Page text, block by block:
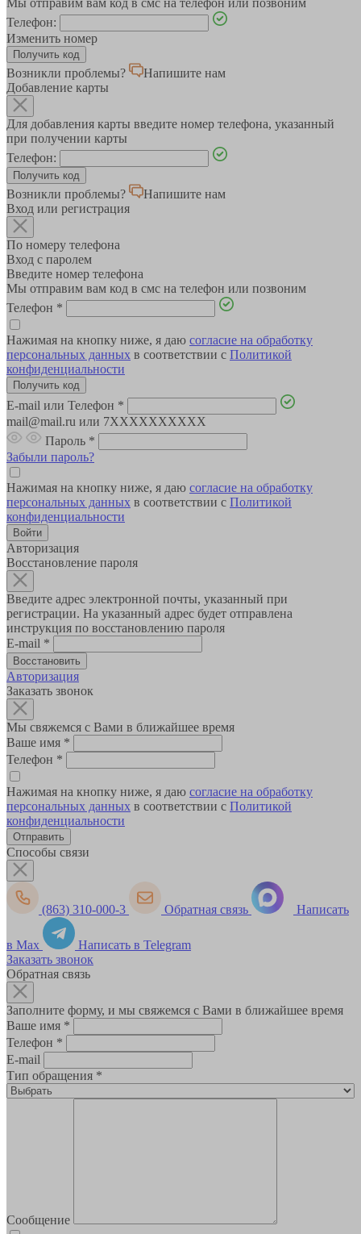
Мы отправим вам код в смс на телефон или позвоним
Телефон:
Изменить номер
Возникли проблемы?
Напишите нам
Добавление карты
Для добавления карты введите номер телефона, указанный
при получении карты
Телефон:
Возникли проблемы?
Напишите нам
Вход или регистрация
По номеру телефона
Вход с паролем
Введите номер телефона
Мы отправим вам код в смс на телефон или позвоним
Телефон *
Нажимая на кнопку ниже, я даю согласие на обработку
персональных данных в соответствии с Политикой
конфиденциальности
E-mail или Телефон *
mail@mail.ru или 7XXXXXXXXXX
Пароль *
Забыли пароль?
Нажимая на кнопку ниже, я даю согласие на обработку
персональных данных в соответствии с Политикой
конфиденциальности
Авторизация
Восстановление пароля
Введите адрес электронной почты, указанный при
регистрации. На указанный адрес будет отправлена
инструкция по восстановлению пароля
E-mail *
Авторизация
Заказать звонок
Мы свяжемся с Вами в ближайшее время
Ваше имя *
Телефон *
Нажимая на кнопку ниже, я даю согласие на обработку
персональных данных в соответствии с Политикой
конфиденциальности
Способы связи
(863) 310-000-3 Обратная связь Написать
в Max
Написать в Telegram
Заказать звонок
Обратная связь
Заполните форму, и мы свяжемся с Вами в ближайшее время
Ваше имя *
Телефон *
E-mail
Тип обращения *
Сообщение